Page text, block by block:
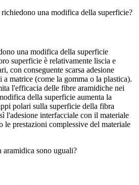
una modifica della superficie?
una modifica della superficie
superficie è relativamente liscia e
con conseguente scarsa adesione
matrice (come la gomma o la plastica).
l'efficacia delle fibre aramidiche nei
della superficie aumenta la
polari sulla superficie della fibra
l'adesione interfacciale con il materiale
le prestazioni complessive del materiale
sono uguali?